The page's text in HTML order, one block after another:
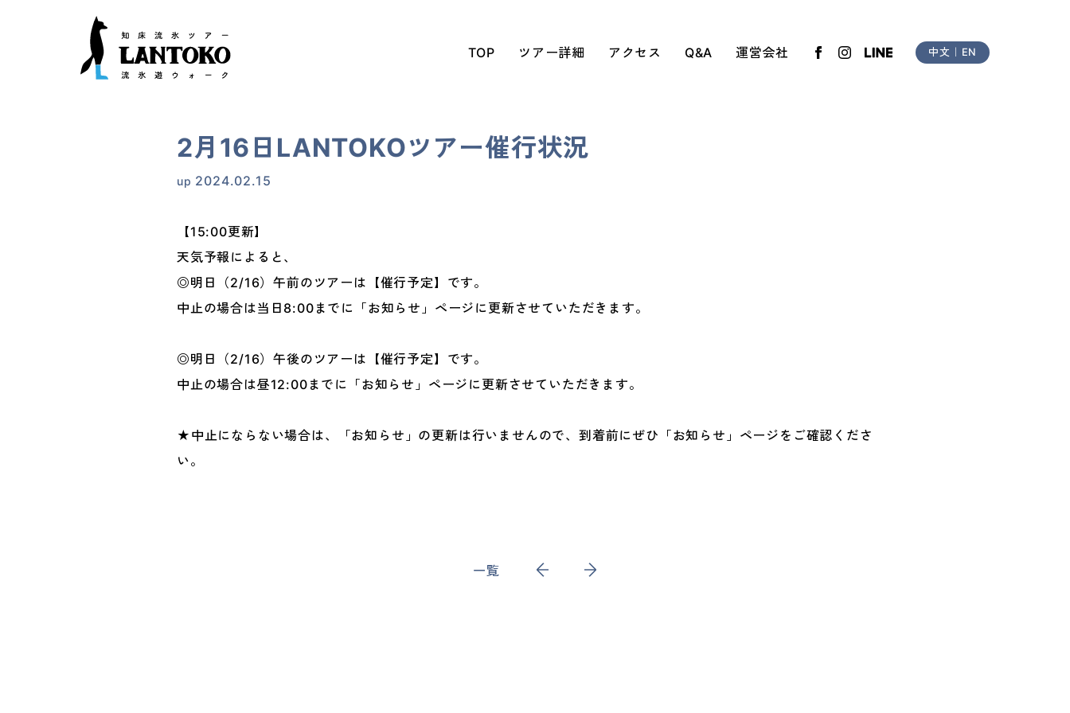
TOP ツアー詳細 アクセス Q&A 運営会社 中文 EN
2月16日LANTOKOツアー催行状況
up 2024.02.15
【15:00更新】
天気予報によると、
◎明日（2/16）午前のツアーは【催行予定】です。
中止の場合は当日8:00までに「お知らせ」ページに更新させていただきます。
◎明日（2/16）午後のツアーは【催行予定】です。
中止の場合は昼12:00までに「お知らせ」ページに更新させていただきます。
★中止にならない場合は、「お知らせ」の更新は行いませんので、到着前にぜひ「お知らせ」ページをご確認くださ
い。
一覧